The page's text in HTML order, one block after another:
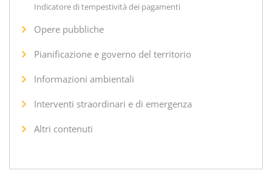
Indicatore di tempestività dei pagamenti
Opere pubbliche
Pianificazione e governo del territorio
Informazioni ambientali
Interventi straordinari e di emergenza
Altri contenuti